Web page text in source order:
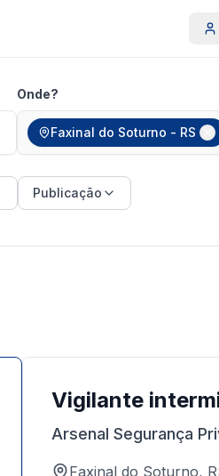
Onde?
Faxinal do Soturno - RS
Publicação
Vigilante
Arsenal Segurança
Faxinal do Soturno,